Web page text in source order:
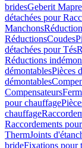
bridesGeberit
détachées pour
Manchons
RéductionsCoudes
détachées pour Tés
Réductions
démontablesPièces
démontables
Compensateurs
pour chauffage
chauffage
Raccordements
ThermJoints
brideFixations pour